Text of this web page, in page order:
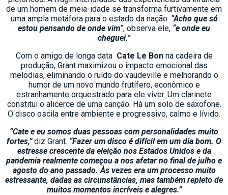
de um homem de meia-idade se transforma furtivamente em
uma ampla metáfora para o estado da nação. “Acho que só
estou pensando de onde vim”, observa ele, “e onde eu
cheguei.”
Com o amigo de longa data Cate Le Bon na cadeira de
produção, Grant maximizou o impacto emocional das
melodias, eliminando o ruído do vaudeville e melhorando o
humor de um novo mundo frutífero, econômico e
estranhamente orquestrado para ele viver. Um clarinete
constitui o alicerce de uma canção. Há um solo de saxofone.
O disco oscila entre ambiente e progressivo, calmo e lívido.
“Cate e eu somos duas pessoas com personalidades muito
fortes,”diz Grant. “Fazer um disco é difícil em um dia bom. O
estresse crescente da eleição nos Estados Unidos e da
pandemia realmente começou a nos afetar no final de julho e
agosto do ano passado. Às vezes era um processo muito
estressante, dadas as circunstâncias, mas também repleto de
muitos momentos incríveis e alegres.”